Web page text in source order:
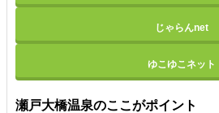
じゃらんnet
ゆこゆこネット
瀬戸大橋温泉のここがポイント